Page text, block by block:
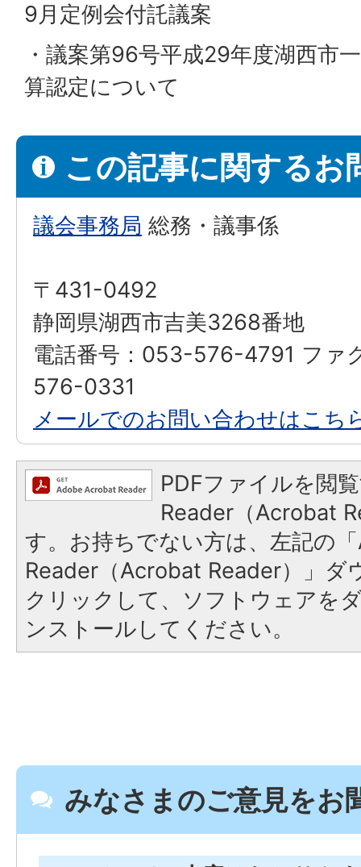
9月定例会付託議案
・議案第96号平成29年度湖西市
算認定について
この記事に関するお
議会事務局 総務・議事係
〒431-0492
静岡県湖西市吉美3268番地
電話番号：053-576-4791 ファ
576-0331
メールでのお問い合わせはこち
PDFファイルを閲
Reader（Acrobat
す。お持ちでない方は、左記の
Reader（Acrobat Reader）」ダ
クリックして、ソフトウェアを
ンストールしてください。
みなさまのご意見をお